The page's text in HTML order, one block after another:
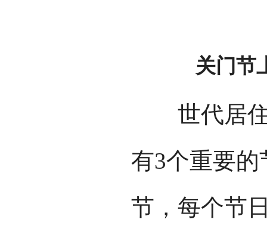
关门节
世代居住
有3个重要
节，每个节